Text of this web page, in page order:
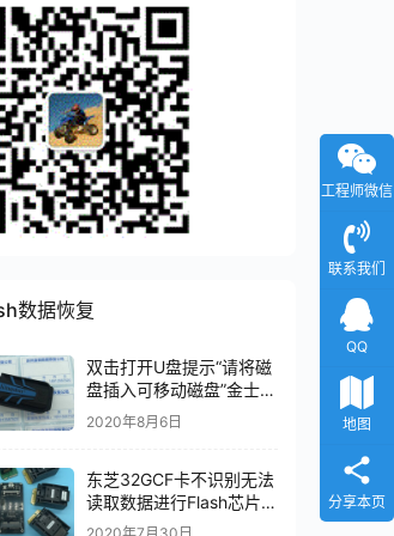
数据恢复
双击打开U盘提示“请将磁
盘插入可移动磁盘”金士顿
DTR30G2主控型号
PS2251-07-V数据恢复成
2020年8月6日
东芝32GCF卡不识别无法
读取数据进行Flash芯片级
数据恢复成功！
工程师微信
联系我们
QQ
地图
分享本页